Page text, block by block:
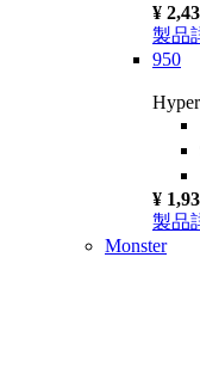
¥
製品
950
¥
製品
Monster